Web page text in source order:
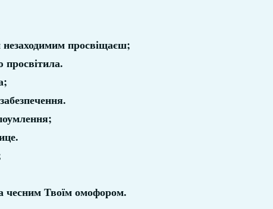
незаходимим просвіщаєш;
чесним Твоїм омофором.